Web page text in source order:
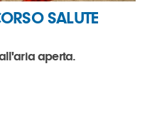
SALUTE
aperta.